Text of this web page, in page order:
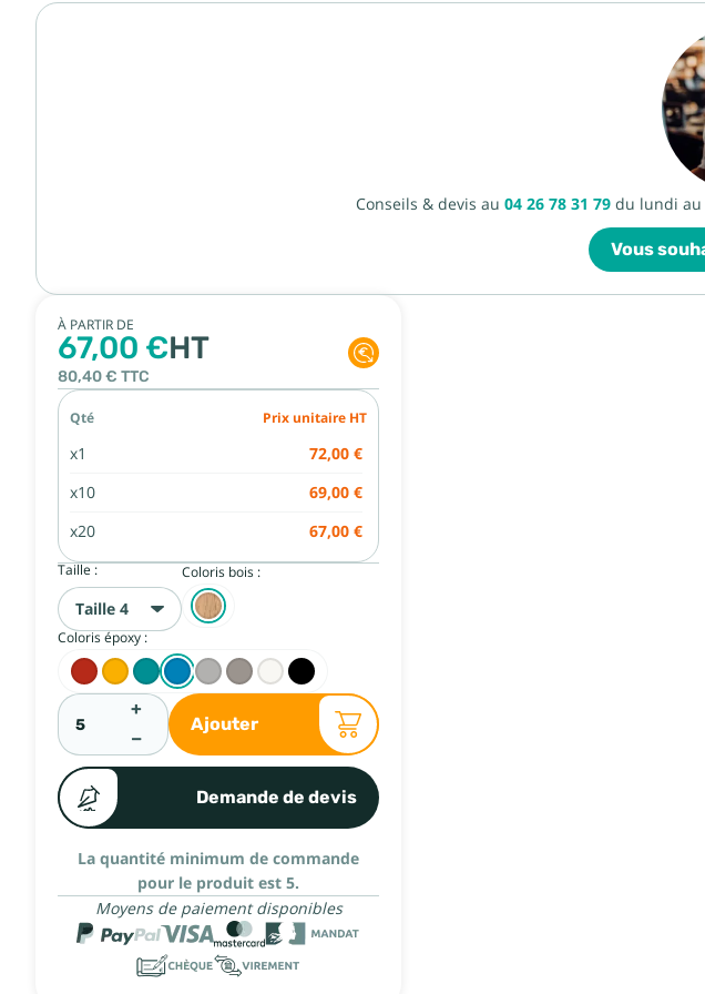
À PARTIR DE
67,00 €HT
80,40 € TTC
Qté Prix unitaire HT
x1 72,00 €
x10 69,00 €
x20 67,00 €
Taille :
Taille 4
Coloris bois :
Coloris époxy :
+
−
Ajouter
Demande de devis
La quantité minimum de commande
pour le produit est 5.
Moyens de paiement disponibles
Conseils & devis au 04 26 78 31 79du lundi au
Vous